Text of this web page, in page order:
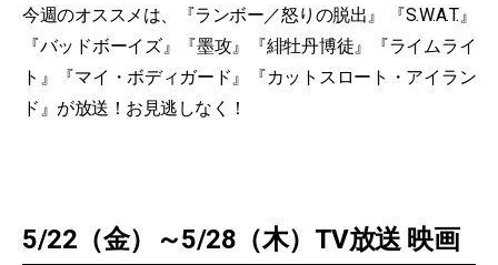
今週のオススメは、『ランボー／怒りの脱出』 『S.W.A.T.』
『バッドボーイズ』『墨攻』『緋牡丹博徒』『ライムライ
ト』『マイ・ボディガード』『カットスロート・アイラン
ド』が放送！お見逃しなく！
5/22（金）～5/28（木）TV放送 映画